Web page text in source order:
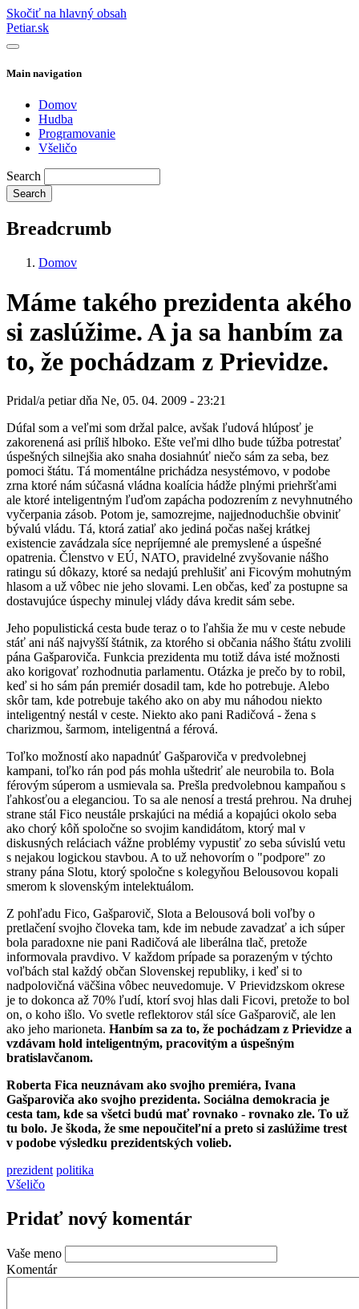
Skočiť na hlavný obsah
Petiar.sk
Main navigation
Domov
Hudba
Programovanie
Všeličo
Search
Breadcrumb
Domov
Máme takého prezidenta akého
si zaslúžime. A ja sa hanbím za
to, že pochádzam z Prievidze.
Pridal/a petiardňa Ne, 05. 04. 2009 - 23:21
Dúfal som a veľmi som držal palce, avšak ľudová hlúposť je
zakorenená asi príliš hlboko. Ešte veľmi dlho bude túžba potrestať
úspešných silnejšia ako snaha dosiahnúť niečo sám za seba, bez
pomoci štátu. Tá momentálne prichádza nesystémovo, v podobe
zrna ktoré nám súčasná vládna koalícia hádže plnými priehršťami
ale ktoré inteligentným ľuďom zapácha podozrením z nevyhnutného
vyčerpania zásob. Potom je, samozrejme, najjednoduchšie obviniť
bývalú vládu. Tá, ktorá zatiaľ ako jediná počas našej krátkej
existencie zavádzala síce nepríjemné ale premyslené a úspešné
opatrenia. Členstvo v EÚ, NATO, pravidelné zvyšovanie nášho
ratingu sú dôkazy, ktoré sa nedajú prehlušiť ani Ficovým mohutným
hlasom a už vôbec nie jeho slovami. Len občas, keď za postupne sa
dostavujúce úspechy minulej vlády dáva kredit sám sebe.
Jeho populistická cesta bude teraz o to ľahšia že mu v ceste nebude
stáť ani náš najvyšší štátnik, za ktorého si občania nášho štátu zvolili
pána Gašparoviča. Funkcia prezidenta mu totiž dáva isté možnosti
ako korigovať rozhodnutia parlamentu. Otázka je prečo by to robil,
keď si ho sám pán premiér dosadil tam, kde ho potrebuje. Alebo
skôr tam, kde potrebuje takého ako on aby mu náhodou niekto
inteligentný nestál v ceste. Niekto ako pani Radičová - žena s
charizmou, šarmom, inteligentná a férová.
Toľko možností ako napadnúť Gašparoviča v predvolebnej
kampani, toľko rán pod pás mohla uštedriť ale neurobila to. Bola
férovým súperom a usmievala sa. Prešla predvolebnou kampaňou s
ľahkosťou a eleganciou. To sa ale nenosí a trestá prehrou. Na druhej
strane stál Fico neustále prskajúci na médiá a kopajúci okolo seba
ako chorý kôň spoločne so svojim kandidátom, ktorý mal v
diskusných reláciach vážne problémy vypustiť zo seba súvislú vetu
s nejakou logickou stavbou. A to už nehovorím o "podpore" zo
strany pána Slotu, ktorý spoločne s kolegyňou Belousovou kopali
smerom k slovenským intelektuálom.
Z pohľadu Fico, Gašparovič, Slota a Belousová boli voľby o
pretlačení svojho človeka tam, kde im nebude zavadzať a ich súper
bola paradoxne nie pani Radičová ale liberálna tlač, pretože
informovala pravdivo. V každom prípade sa porazeným v týchto
voľbách stal každý občan Slovenskej republiky, i keď si to
nadpolovičná väčšina vôbec neuvedomuje. V Prievidzskom okrese
je to dokonca až 70% ľudí, ktorí svoj hlas dali Ficovi, pretože to bol
on, o koho išlo. Vo svetle reflektorov stál síce Gašparovič, ale len
ako jeho marioneta. Hanbím sa za to, že pochádzam z Prievidze a
vzdávam hold inteligentným, pracovitým a úspešným
bratislavčanom.
Roberta Fica neuznávam ako svojho premiéra, Ivana
Gašparoviča ako svojho prezidenta. Sociálna demokracia je
cesta tam, kde sa všetci budú mať rovnako - rovnako zle. To už
tu bolo. Je škoda, že sme nepoučiteľní a preto si zaslúžime trest
v podobe výsledku prezidentských volieb.
prezident politika
Všeličo
Pridať nový komentár
Vaše meno
Komentár